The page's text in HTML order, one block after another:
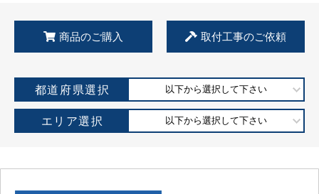
商品のご購入 取付工事のご依頼
都道府県選択 以下から選択して下さい
エリア選択 以下から選択して下さい